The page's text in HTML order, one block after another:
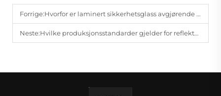
Forrige:Hvorfor er laminert sikkerhetsglass avgjørende for støtsikring?
Neste:Hvilke produksjonsstandarder gjelder for reflekterende belagt glass?